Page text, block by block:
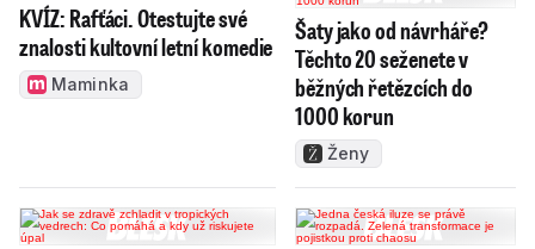
KVÍZ: Rafťáci. Otestujte své
znalosti kultovní letní komedie
Maminka
Šaty jako od návrháře?
Těchto 20 seženete v
běžných řetězcích do
1000 korun
Ženy